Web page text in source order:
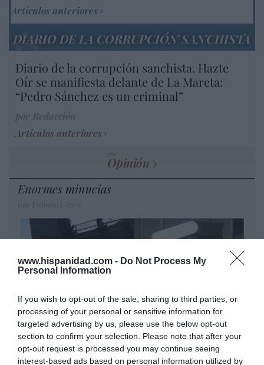
www.hispanidad.com - Do Not Process My
Personal Information
If you wish to opt-out of the sale, sharing to third parties, or
processing of your personal or sensitive information for
targeted advertising by us, please use the below opt-out
section to confirm your selection. Please note that after your
opt-out request is processed you may continue seeing
interest-based ads based on personal information utilized by
Artículos anteriores
DIARIO DE LA CORRUPCIÓN SANCHISTA
Diario de la corrupción sanchista. Hazte
Oír se manifiesta delante de La Mareta:
“Pedro Sánchez es un criminal”
Artículos anteriores
Opinión
Enormes minucias